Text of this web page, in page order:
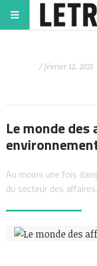
/ février 12, 2021
Le monde
Au moins une fois
du secteur des